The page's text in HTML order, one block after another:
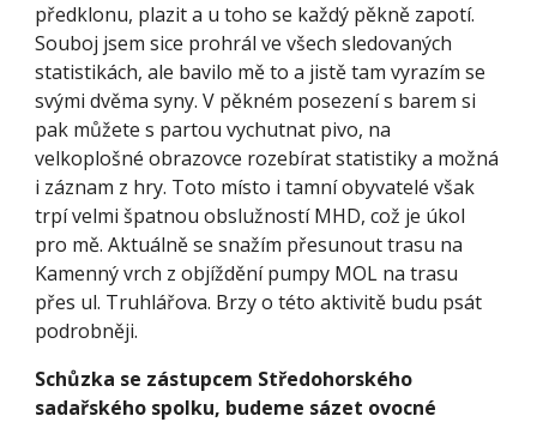
předklonu, plazit a u toho se každý pěkně zapotí.
Souboj jsem sice prohrál ve všech sledovaných
statistikách, ale bavilo mě to a jistě tam vyrazím se
svými dvěma syny. V pěkném posezení s barem si
pak můžete s partou vychutnat pivo, na
velkoplošné obrazovce rozebírat statistiky a možná
i záznam z hry. Toto místo i tamní obyvatelé však
trpí velmi špatnou obslužností MHD, což je úkol
pro mě. Aktuálně se snažím přesunout trasu na
Kamenný vrch z objíždění pumpy MOL na trasu
přes ul. Truhlářova. Brzy o této aktivitě budu psát
podrobněji.
Schůzka se zástupcem Středohorského
sadařského spolku, budeme sázet ovocné